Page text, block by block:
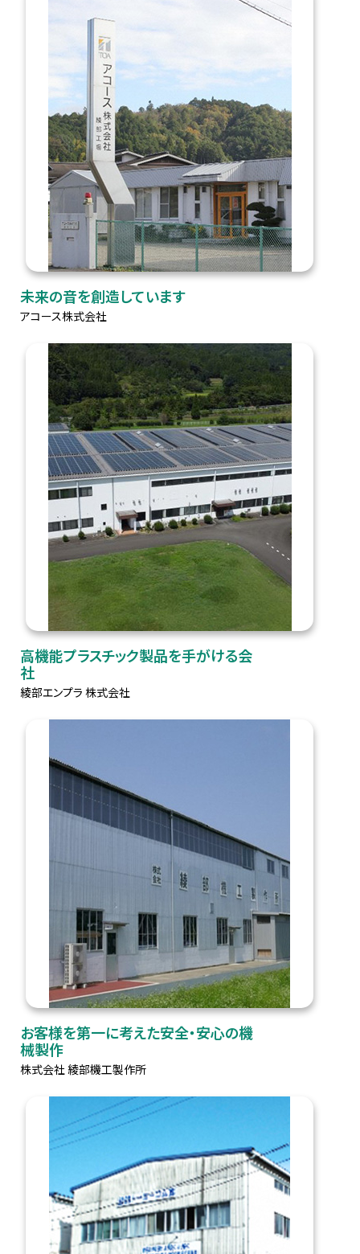
未来の音を創造しています
アコース株式会社
高機能プラスチック製品を手がける会
社
綾部エンプラ 株式会社
お客様を第一に考えた安全・安心の機
械製作
株式会社 綾部機工製作所